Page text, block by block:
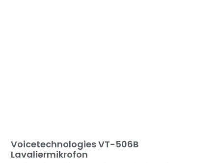
Voicetechnologies VT-506B
Lavaliermikrofon